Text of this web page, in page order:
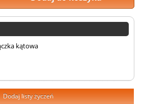
kątowa
Dodaj listy życzeń